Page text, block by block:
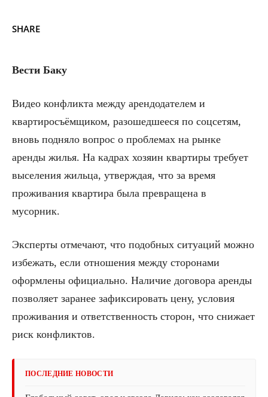
SHARE
Вести Баку
Видео конфликта между арендодателем и
квартиросъёмщиком, разошедшееся по соцсетям,
вновь подняло вопрос о проблемах на рынке
аренды жилья. На кадрах хозяин квартиры требует
выселения жильца, утверждая, что за время
проживания квартира была превращена в
мусорник.
Эксперты отмечают, что подобных ситуаций можно
избежать, если отношения между сторонами
оформлены официально. Наличие договора аренды
позволяет заранее зафиксировать цену, условия
проживания и ответственность сторон, что снижает
риск конфликтов.
ПОСЛЕДНИЕ НОВОСТИ